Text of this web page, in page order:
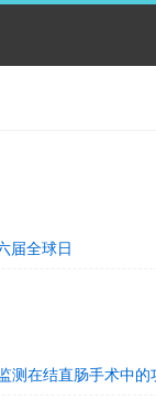
届全球日
测在结直肠手术中的